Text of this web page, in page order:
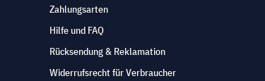
Zahlungsarten
Hilfe und FAQ
Rücksendung & Reklamation
Widerrufsrecht für Verbraucher